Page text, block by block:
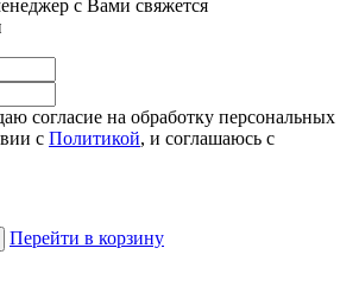
с Вами свяжется
согласие на обработку персональных
с Политикой, и соглашаюсь с
Перейти в корзину